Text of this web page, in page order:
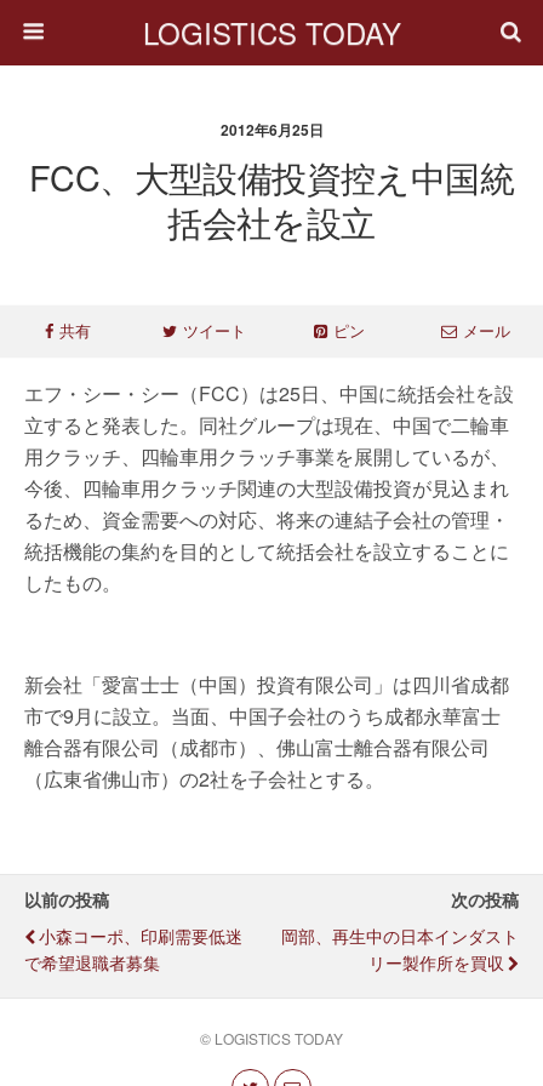
LOGISTICS TODAY
2012年6月25日
FCC、大型設備投資控え中国統
括会社を設立
共有 ツイート ピン メール
エフ・シー・シー（FCC）は25日、中国に統括会社を設
立すると発表した。同社グループは現在、中国で二輪車
用クラッチ、四輪車用クラッチ事業を展開しているが、
今後、四輪車用クラッチ関連の大型設備投資が見込まれ
るため、資金需要への対応、将来の連結子会社の管理・
統括機能の集約を目的として統括会社を設立することに
したもの。
新会社「愛富士士（中国）投資有限公司」は四川省成都
市で9月に設立。当面、中国子会社のうち成都永華富士
離合器有限公司（成都市）、佛山富士離合器有限公司
（広東省佛山市）の2社を子会社とする。
以前の投稿
小森コーポ、印刷需要低迷
で希望退職者募集
次の投稿
岡部、再生中の日本インダスト
リー製作所を買収
© LOGISTICS TODAY